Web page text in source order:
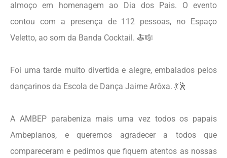
almoço em homenagem ao Dia dos Pais. O evento
contou com a presença de 112 pessoas, no Espaço
Veletto, ao som da Banda Cocktail. 🍝🎼
Foi uma tarde muito divertida e alegre, embalados pelos
dançarinos da Escola de Dança Jaime Arôxa. 💃🕺
A AMBEP parabeniza mais uma vez todos os papais
Ambepianos, e queremos agradecer a todos que
compareceram e pedimos que fiquem atentos as nossas